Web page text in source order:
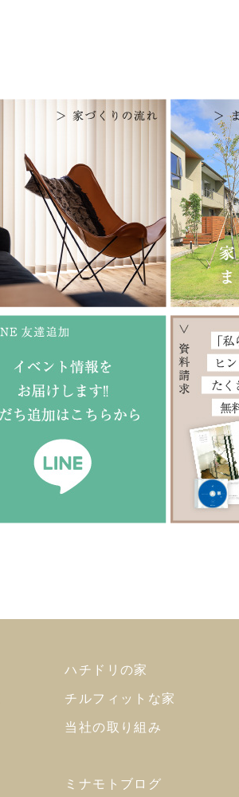
ハチドリの家
チルフィットな家
当社の取り組み
ミナモトブログ